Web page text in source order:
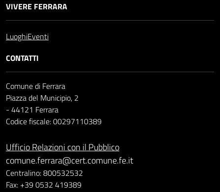
VIVERE FERRARA
LuoghiEventi
CONTATTI
Comune di Ferrara
Piazza del Municipio, 2
- 44121 Ferrara
Codice fiscale: 00297110389
Ufficio Relazioni con il Pubblico
comune.ferrara@cert.comune.fe.it
Centralino: 800532532
Fax: +39 0532 419389